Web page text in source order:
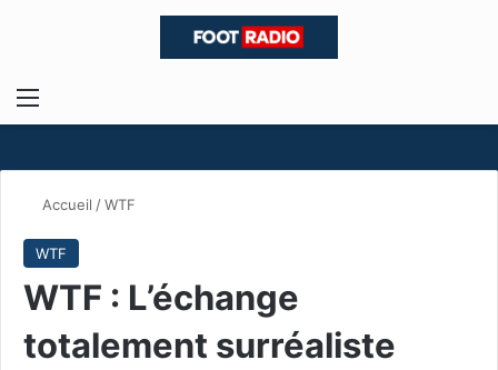
Menu
Accueil /WTF
WTF
WTF : L’échange
totalement surréaliste